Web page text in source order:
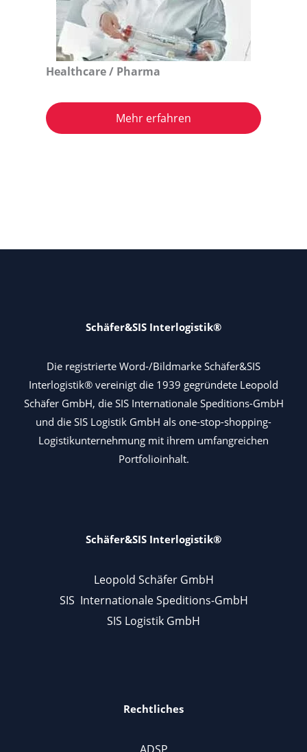
Healthcare / Pharma
Mehr erfahren
Schäfer&SIS Interlogistik®
Die registrierte Word-/Bildmarke Schäfer&SIS
Interlogistik® vereinigt die 1939 gegründete Leopold
Schäfer GmbH, die SIS Internationale Speditions-GmbH
und die SIS Logistik GmbH als one-stop-shopping-
Logistikunternehmung mit ihrem umfangreichen
Portfolioinhalt.
Schäfer&SIS Interlogistik®
Leopold Schäfer GmbH
SIS Internationale Speditions-GmbH
SIS Logistik GmbH
Rechtliches